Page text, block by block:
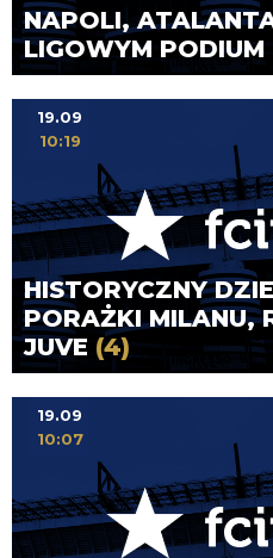
NAPOLI,
LIGOWYM PODIUM
HISTORYCZNY
PORAŻKI MILANU,
JUVE (4)
19.09
10:19
19.09
10:07